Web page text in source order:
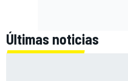
Últimas noticias